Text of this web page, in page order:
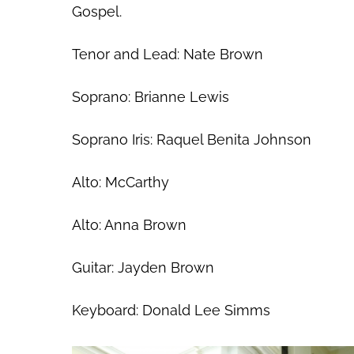
Gospel.
Tenor and Lead: Nate Brown
Soprano: Brianne Lewis
Soprano Iris: Raquel Benita Johnson
Alto: McCarthy
Alto: Anna Brown
Guitar: Jayden Brown
Keyboard: Donald Lee Simms